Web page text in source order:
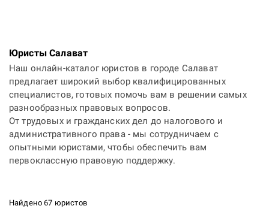
Юристы Салават
Наш онлайн-каталог юристов в городе Салават
предлагает широкий выбор квалифицированных
специалистов, готовых помочь вам в решении самых
разнообразных правовых вопросов.
От трудовых и гражданских дел до налогового и
административного права - мы сотрудничаем с
опытными юристами, чтобы обеспечить вам
первоклассную правовую поддержку.
Найдено 67 юристов